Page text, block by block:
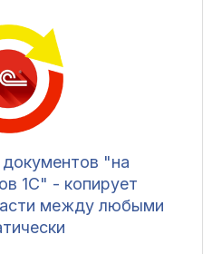
"на
1С" - копирует
между любыми